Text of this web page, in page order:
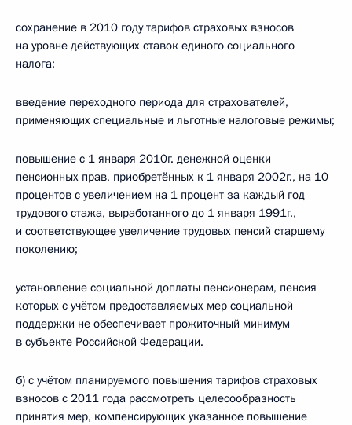
сохранение в 2010 году тарифов страховых взносов
на уровне действующих ставок единого социального
налога;
введение переходного периода для страхователей,
применяющих специальные и льготные налоговые режимы;
повышение с 1 января 2010г. денежной оценки
пенсионных прав, приобретённых к 1 января 2002г., на 10
процентов с увеличением на 1 процент за каждый год
трудового стажа, выработанного до 1 января 1991г.,
и соответствующее увеличение трудовых пенсий старшему
поколению;
установление социальной доплаты пенсионерам, пенсия
которых с учётом предоставляемых мер социальной
поддержки не обеспечивает прожиточный минимум
в субъекте Российской Федерации.
б) с учётом планируемого повышения тарифов страховых
взносов с 2011 года рассмотреть целесообразность
принятия мер, компенсирующих указанное повышение